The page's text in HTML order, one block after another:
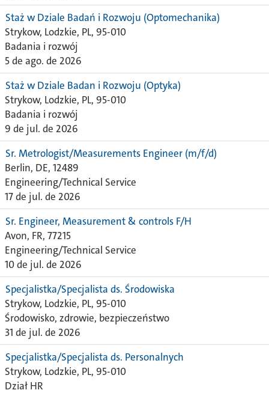
Staż w Dziale Badań i Rozwoju (Optomechanika)
Strykow, Lodzkie, PL, 95-010
Badania i rozwój
5 de ago. de 2026
Staż w Dziale Badan i Rozwoju (Optyka)
Strykow, Lodzkie, PL, 95-010
Badania i rozwój
9 de jul. de 2026
Sr. Metrologist/Measurements Engineer (m/f/d)
Berlin, DE, 12489
Engineering/Technical Service
17 de jul. de 2026
Sr. Engineer, Measurement & controls F/H
Avon, FR, 77215
Engineering/Technical Service
10 de jul. de 2026
Specjalistka/Specjalista ds. Środowiska
Strykow, Lodzkie, PL, 95-010
Środowisko, zdrowie, bezpieczeństwo
31 de jul. de 2026
Specjalistka/Specjalista ds. Personalnych
Strykow, Lodzkie, PL, 95-010
Dział HR